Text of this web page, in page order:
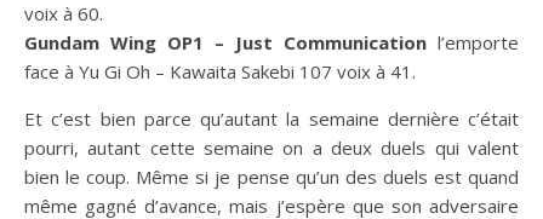
voix à 60.
Gundam Wing OP1 – Just Communication l’emporte
face à Yu Gi Oh – Kawaita Sakebi 107 voix à 41.
Et c’est bien parce qu’autant la semaine dernière c’était
pourri, autant cette semaine on a deux duels qui valent
bien le coup. Même si je pense qu’un des duels est quand
même gagné d’avance, mais j’espère que son adversaire